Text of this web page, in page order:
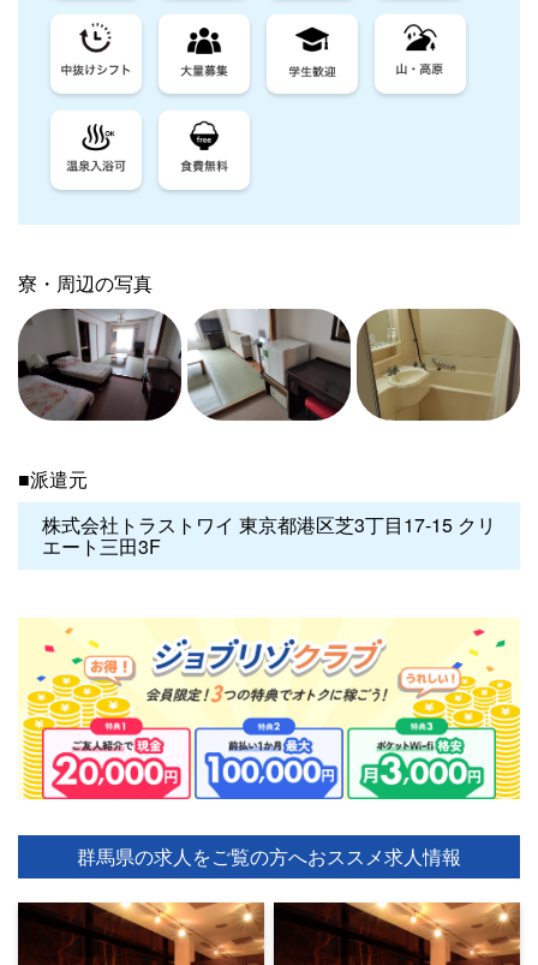
寮・周辺の写真
■派遣元
株式会社トラストワイ 東京都港区芝3丁目17-15 クリ
エート三田3F
群馬県の求人をご覧の方へおススメ求人情報